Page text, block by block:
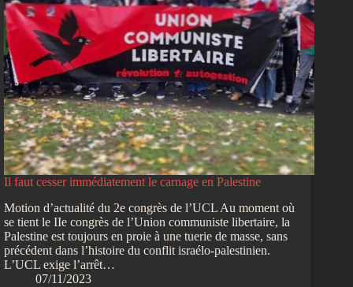
Il faut cesser immédiatement le carnage en Palestine
Motion d’actualité du 2e congrès de l’UCL Au moment où
se tient le IIe congrès de l’Union communiste libertaire, la
Palestine est toujours en proie à une tuerie de masse, sans
précédent dans l’histoire du conflit israélo-palestinien.
L’UCL exige l’arrêt…
07/11/2023